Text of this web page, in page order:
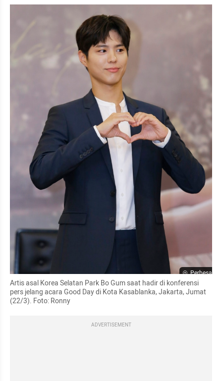
Perbesar
Artis asal Korea Selatan Park Bo Gum saat hadir di konferensi
pers jelang acara Good Day di Kota Kasablanka, Jakarta, Jumat
(22/3). Foto: Ronny
ADVERTISEMENT